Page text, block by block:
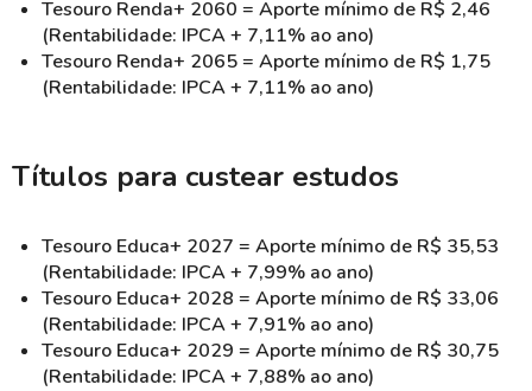
Tesouro Renda+ 2060 = Aporte mínimo de R$ 2,46
(Rentabilidade: IPCA + 7,11% ao ano)
Tesouro Renda+ 2065 = Aporte mínimo de R$ 1,75
(Rentabilidade: IPCA + 7,11% ao ano)
Títulos para custear estudos
Tesouro Educa+ 2027 = Aporte mínimo de R$ 35,53
(Rentabilidade: IPCA + 7,99% ao ano)
Tesouro Educa+ 2028 = Aporte mínimo de R$ 33,06
(Rentabilidade: IPCA + 7,91% ao ano)
Tesouro Educa+ 2029 = Aporte mínimo de R$ 30,75
(Rentabilidade: IPCA + 7,88% ao ano)